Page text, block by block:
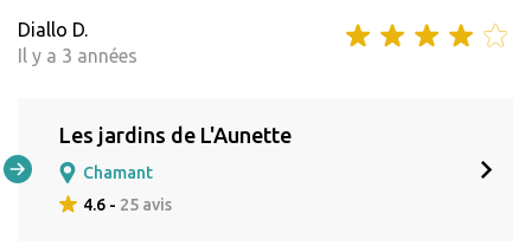
Diallo D.
Il y a 3 années
Les jardins de L'Aunette
Chamant
4.6 - 25 avis